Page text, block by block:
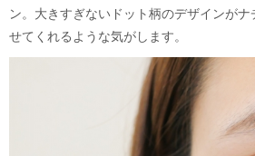
ン。大きすぎないドット柄のデザインがナ
せてくれるような気がします。